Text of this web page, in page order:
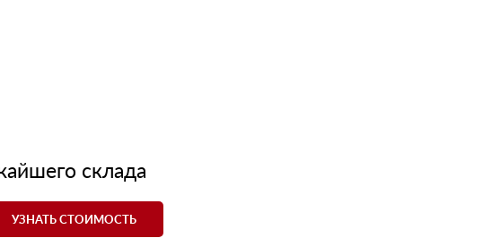
склада
УЗНАТЬ СТОИМОСТЬ